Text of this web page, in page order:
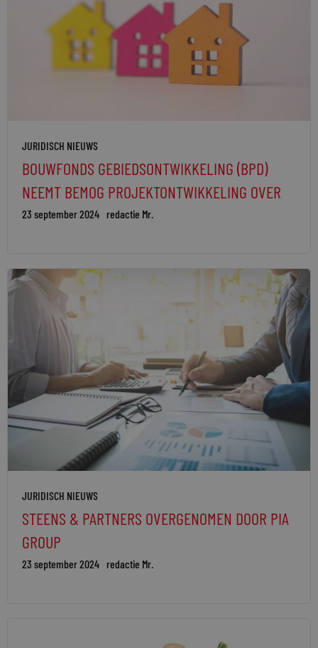
JURIDISCH NIEUWS
BOUWFONDS GEBIEDSONTWIKKELING (BPD)
NEEMT BEMOG PROJEKTONTWIKKELING OVER
23 september 2024 redactie Mr.
JURIDISCH NIEUWS
STEENS & PARTNERS OVERGENOMEN DOOR PIA
GROUP
23 september 2024 redactie Mr.